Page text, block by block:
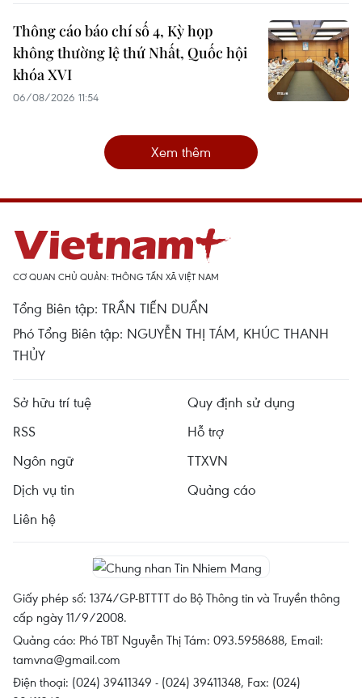
Thông cáo báo chí số 4, Kỳ họp
không thường lệ thứ Nhất, Quốc hội
khóa XVI
06/08/2026 11:54
Xem thêm
CƠ QUAN CHỦ QUẢN: THÔNG TẤN XÃ VIỆT NAM
Tổng Biên tập: TRẦN TIẾN DUẨN
Phó Tổng Biên tập: NGUYỄN THỊ TÁM, KHÚC THANH
THỦY
Sở hữu trí tuệ
Quy định sử dụng
RSS
Hỗ trợ
Ngôn ngữ
TTXVN
Dịch vụ tin
Quảng cáo
Liên hệ
Giấy phép số: 1374/GP-BTTTT do Bộ Thông tin và Truyền thông
cấp ngày 11/9/2008.
Quảng cáo: Phó TBT Nguyễn Thị Tám: 093.5958688, Email:
tamvna@gmail.com
Điện thoại: (024) 39411349 - (024) 39411348, Fax: (024)